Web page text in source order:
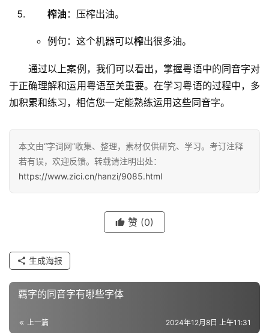
汉
字
反
义
词
榨油 ：压榨出油。
例句：这个机器可以榨出很多油。
通过以上案例，我们可以看出，掌握粤语中的同音字对
于正确理解和运用粤语至关重要。在学习粤语的过程中，多
加积累和练习，相信您一定能熟练运用这些同音字。
本文由“字词网”收集、整理，素材仅供研究、学习。考订注释
若有误，欢迎反馈。转载请注明出处：
https://www.zici.cn/hanzi/9085.html
赞 (0)
生成海报
覊字的同音字有哪些字体
上一篇 2024年12月8日 上午11:31